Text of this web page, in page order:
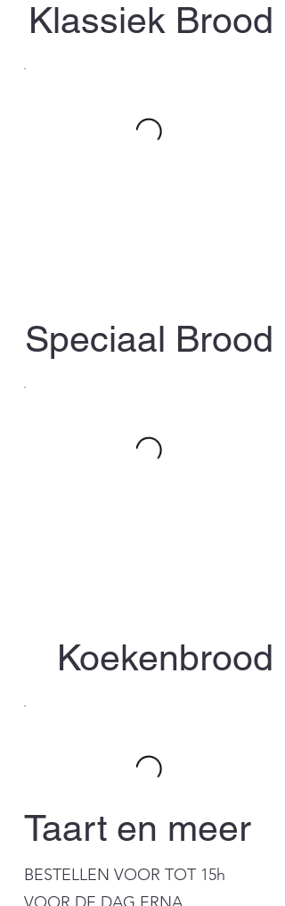
Klassiek Brood
Speciaal Brood
Koekenbrood
Taart en meer
BESTELLEN VOOR TOT 15h